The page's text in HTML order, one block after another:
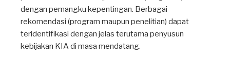
dengan pemangku kepentingan. Berbagai
rekomendasi (program maupun penelitian) dapat
teridentifikasi dengan jelas terutama penyusun
kebijakan KIA di masa mendatang.